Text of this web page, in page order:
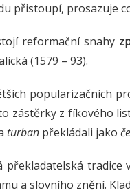
přistoupí, prosazuje
reformační snahy
(1579 – 93).
popularizačních
zástěrky z fíkového
turban překládali jako
překladatelská
a slovního znění.